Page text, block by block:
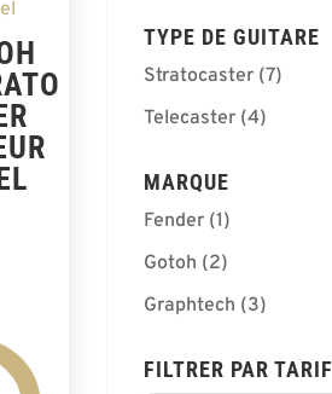
TYPE DE GUITARE
Stratocaster (7)
Telecaster (4)
MARQUE
Fender (1)
Gotoh (2)
Graphtech (3)
FILTRER PAR TARIF